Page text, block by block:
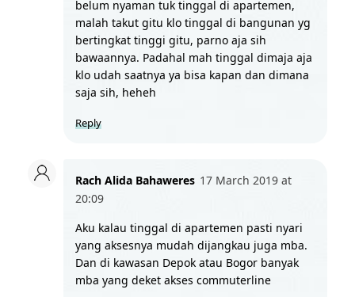
belum nyaman tuk tinggal di apartemen,
malah takut gitu klo tinggal di bangunan yg
bertingkat tinggi gitu, parno aja sih
bawaannya. Padahal mah tinggal dimaja aja
klo udah saatnya ya bisa kapan dan dimana
saja sih, heheh
Reply
Rach Alida Bahaweres 17 March 2019 at
20:09
Aku kalau tinggal di apartemen pasti nyari
yang aksesnya mudah dijangkau juga mba.
Dan di kawasan Depok atau Bogor banyak
mba yang deket akses commuterline